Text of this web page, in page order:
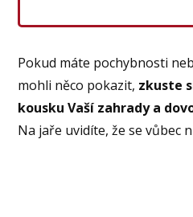
Pokud máte pochybnosti
mohli něco pokazit, zkuste
kousku Vaší zahrady a
Na jaře uvidíte, že se vůbec